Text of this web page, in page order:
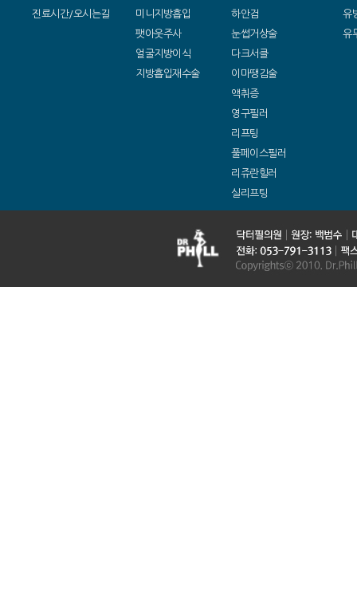
진료시간/오시는길
미니지방흡입
팻아웃주사
얼굴지방이식
지방흡입재수술
하안검
눈썹거상술
다크서클
이마땡김술
액취증
영구필러
리프팅
풀페이스필러
리쥬란힐러
실리프팅
유
유